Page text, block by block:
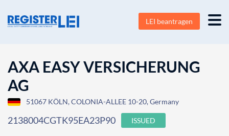
LEI beantragen
AXA EASY VERSICHERUNG
AG
51067 KÖLN, COLONIA-ALLEE 10-20, Germany
2138004CGTK95EA23P90 ISSUED